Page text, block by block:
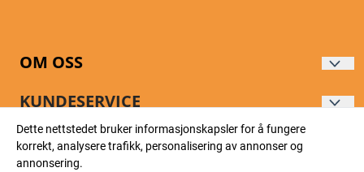
OM OSS
DRAMMEN HUNDEPARK AS
Gartneriveien 5
3057 SOLBERGELVA
KUNDESERVICE
Forsendelse og retur
Personvern
NYHETSBREV
E-post
Dette nettstedet bruker informasjonskapsler for å fungere
korrekt, analysere trafikk, personalisering av annonser og
annonsering.